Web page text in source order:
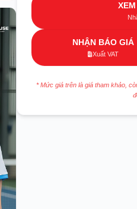
NHẬN BÁO GIÁ
Xuất VAT
* Mức giá trên là giá tham khảo,